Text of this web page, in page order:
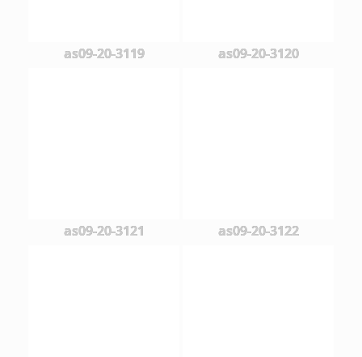
as09-20-3119 as09-20-3120
as09-20-3121 as09-20-3122